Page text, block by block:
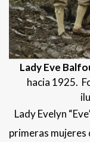
Lady Eve
hacia 1925.
Lady Evelyn
primeras mujeres